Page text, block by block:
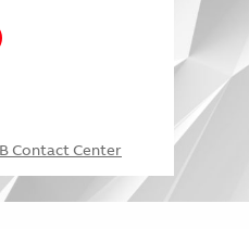
Contact Center